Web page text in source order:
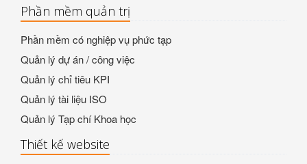
Phần mềm quản trị
Phần mềm có nghiệp vụ phức tạp
Quản lý dự án / công việc
Quản lý chỉ tiêu KPI
Quản lý tài liệu ISO
Quản lý Tạp chí Khoa học
Thiết kế website